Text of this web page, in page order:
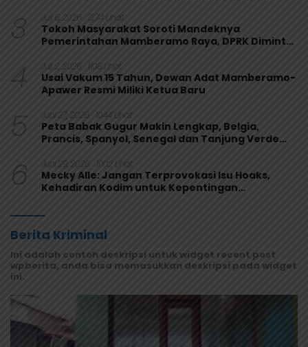
3 Juli 6, 2026 1274 Lihat
Tokoh Masyarakat Soroti Mandeknya
Pemerintahan Mamberamo Raya, DPRK Diminta
4 Juli 2, 2026 1108 Lihat
Usai Vakum 15 Tahun, Dewan Adat Mamberamo-
Apawer Resmi Miliki Ketua Baru
5 Juni 27, 2026 1044 Lihat
Peta Babak Gugur Makin Lengkap, Belgia,
Prancis, Spanyol, Senegal dan Tanjung Verde
6 Juni 29, 2026 1002 Lihat
Mecky Alle: Jangan Terprovokasi Isu Hoaks,
Kehadiran Kodim untuk Kepentingan
Berita Kriminal
Ini adalah contoh deskripsi untuk widget recent post
wpberita, anda bisa memasukkan deskripsi pada widget
ini.